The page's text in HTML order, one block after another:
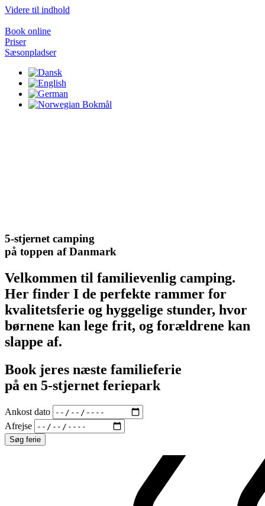
Videre til indhold
Book online
Priser
Sæsonpladser
5-stjernet camping
på toppen af Danmark
Velkommen til familievenlig camping.
Her finder I de perfekte rammer for
kvalitetsferie og hyggelige stunder, hvor
børnene kan lege frit, og forældrene kan
slappe af.
Book jeres næste familieferie
på en 5-stjernet feriepark
Ankost dato
Afrejse
Søg ferie